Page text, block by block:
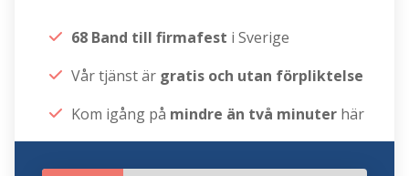
68 Band till firmafest i Sverige
Vår tjänst är gratis och utan förpliktelse
Kom igång på mindre än två minuter här